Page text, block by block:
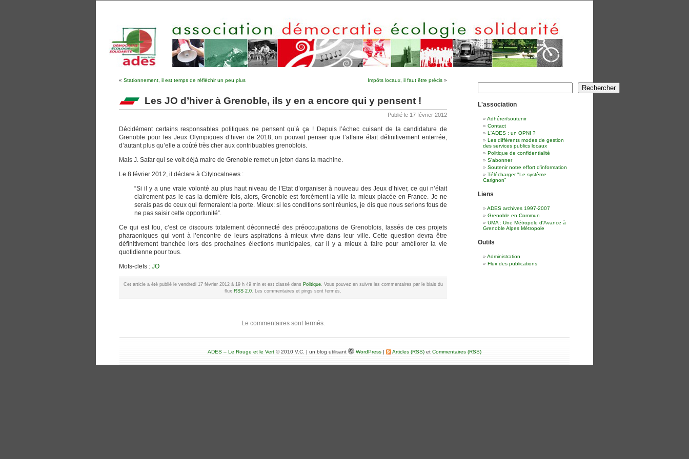
« Stationnement, il est temps de réfléchir un peu plus Impôts locaux, il faut être précis »
Les JO d’hiver à Grenoble, ils y en a encore qui y pensent !
Publié le 17 février 2012
Décidément certains responsables politiques ne pensent qu’à ça ! Depuis l’échec cuisant de la candidature de
Grenoble pour les Jeux Olympiques d’hiver de 2018, on pouvait penser que l’affaire était définitivement enterrée,
d’autant plus qu’elle a coûté très cher aux contribuables grenoblois.
Mais J. Safar qui se voit déjà maire de Grenoble remet un jeton dans la machine.
Le 8 février 2012, il déclare à Citylocalnews :
“Si il y a une vraie volonté au plus haut niveau de l’Etat d’organiser à nouveau des Jeux d’hiver, ce qui n’était
clairement pas le cas la dernière fois, alors, Grenoble est forcément la ville la mieux placée en France. Je ne
serais pas de ceux qui fermeraient la porte. Mieux: si les conditions sont réunies, je dis que nous serions fous de
ne pas saisir cette opportunité”.
Ce qui est fou, c’est ce discours totalement déconnecté des préoccupations de Grenoblois, lassés de ces projets
pharaoniques qui vont à l’encontre de leurs aspirations à mieux vivre dans leur ville. Cette question devra être
définitivement tranchée lors des prochaines élections municipales, car il y a mieux à faire pour améliorer la vie
quotidienne pour tous.
Mots-clefs : JO
Cet article a été publié le vendredi 17 février 2012 à 19 h 49 min et est classé dans Politique. Vous pouvez en suivre les commentaires par le biais du
flux RSS 2.0. Les commentaires et pings sont fermés.
Le commentaires sont fermés.
Rechercher Rechercher
L'association
Adhérer/soutenir
Contact
L'ADES : un OPNI ?
Les différents modes de gestion
des services publics locaux
Politique de confidentialité
S'abonner
Soutenir notre effort d'information
Télécharger "Le système
Carignon"
Liens
ADES archives 1997-2007
Grenoble en Commun
UMA : Une Métropole d'Avance à
Grenoble Alpes Métropole
Outils
Administration
Flux des publications
ADES – Le Rouge et le Vert © 2010 V.C. | un blog utilisant WordPress | Articles (RSS) et Commentaires (RSS)